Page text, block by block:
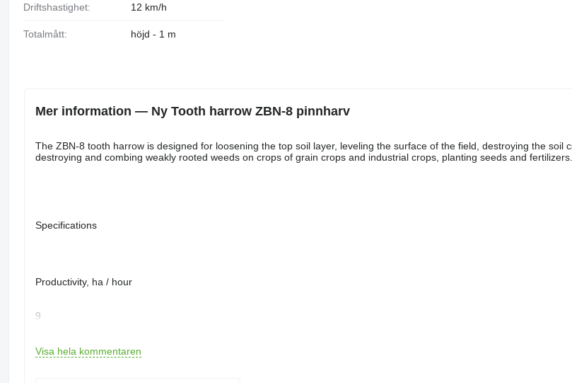
Driftshastighet: 12 km/h
Totalmått: höjd - 1 m
Mer information — Ny Tooth harrow ZBN-8 pinnharv
The ZBN-8 tooth harrow is designed for loosening the top soil layer, leveling the surface of the field, destroying the soil
destroying and combing weakly rooted weeds on crops of grain crops and industrial crops, planting seeds and fertilizers.
Specifications
Productivity, ha / hour
9
Visa hela kommentaren